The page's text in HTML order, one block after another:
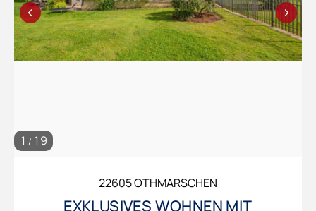
1 / 19
22605 OTHMARSCHEN
EXKLUSIVES WOHNEN MIT